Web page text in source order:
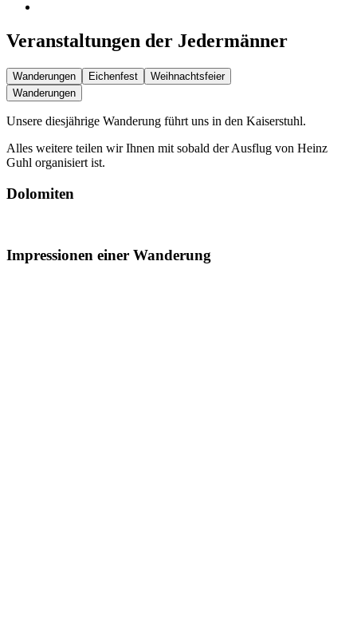
Veranstaltungen der Jedermänner
Wanderungen Eichenfest
Weihnachtsfeier
Wanderungen
Unsere diesjährige Wanderung führt uns in den Kaiserstuhl.
Alles weitere teilen wir Ihnen mit sobald der Ausflug von Heinz
Guhl organisiert ist.
Dolomiten
Impressionen einer Wanderung